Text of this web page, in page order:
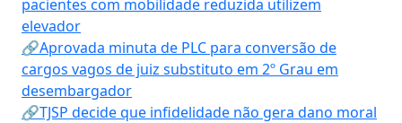
pacientes com mobilidade reduzida utilizem
elevador
🔗Aprovada minuta de PLC para conversão de
cargos vagos de juiz substituto em 2º Grau em
desembargador
🔗TJSP decide que infidelidade não gera dano moral